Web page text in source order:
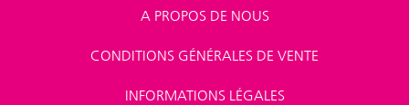
A PROPOS DE NOUS
CONDITIONS GÉNÉRALES DE VENTE
INFORMATIONS LÉGALES